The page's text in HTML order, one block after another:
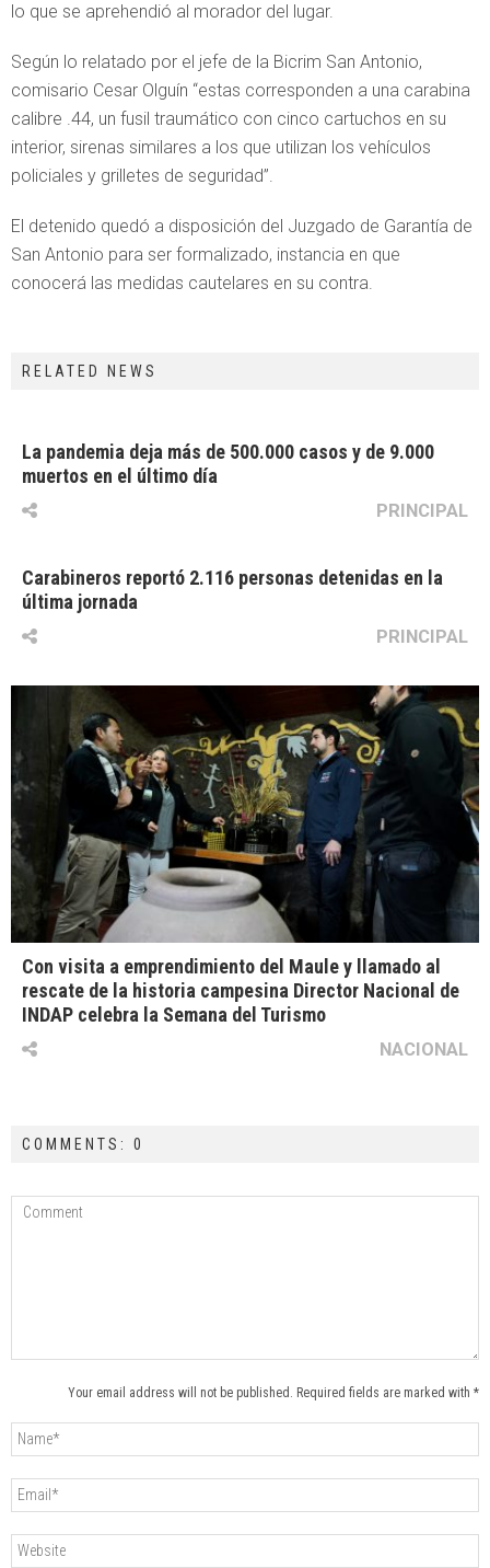
lo que se aprehendió al morador del lugar.
Según lo relatado por el jefe de la Bicrim San Antonio,
comisario Cesar Olguín “estas corresponden a una carabina
calibre .44, un fusil traumático con cinco cartuchos en su
interior, sirenas similares a los que utilizan los vehículos
policiales y grilletes de seguridad”.
El detenido quedó a disposición del Juzgado de Garantía de
San Antonio para ser formalizado, instancia en que
conocerá las medidas cautelares en su contra.
RELATED NEWS
La pandemia deja más de 500.000 casos y de 9.000
muertos en el último día
PRINCIPAL
Carabineros reportó 2.116 personas detenidas en la
última jornada
PRINCIPAL
Con visita a emprendimiento del Maule y llamado al
rescate de la historia campesina Director Nacional de
INDAP celebra la Semana del Turismo
NACIONAL
COMMENTS: 0
Your email address will not be published. Required fields are marked with *